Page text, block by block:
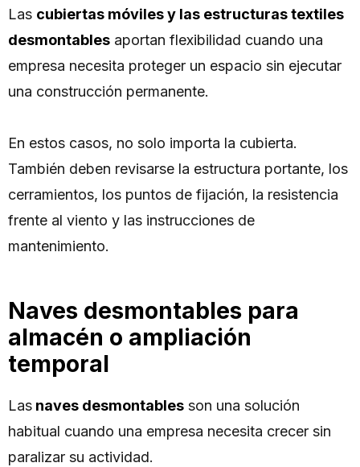
Las cubiertas móviles y las estructuras textiles
desmontables aportan flexibilidad cuando una
empresa necesita proteger un espacio sin ejecutar
una construcción permanente.
En estos casos, no solo importa la cubierta.
También deben revisarse la estructura portante, los
cerramientos, los puntos de fijación, la resistencia
frente al viento y las instrucciones de
mantenimiento.
Naves desmontables para
almacén o ampliación
temporal
Las naves desmontables son una solución
habitual cuando una empresa necesita crecer sin
paralizar su actividad.